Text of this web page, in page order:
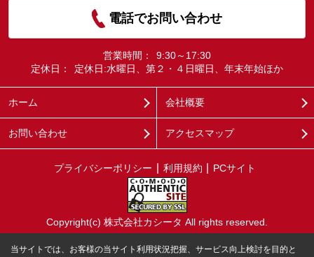
電話でお問い合わせ
営業時間：
9:30～17:30
定休日：
定休日:水曜日、第２・４日曜日、年末年始ほか
ホーム 会社概要
お問い合わせ アクセスマップ
プライバシーポリシー 利用規約 PCサイト
Copyright(c) 株式会社カシータ All rights reserved.
当サイトでは、お客様の当サイト利用状況把握、サービス向上検討を目的と